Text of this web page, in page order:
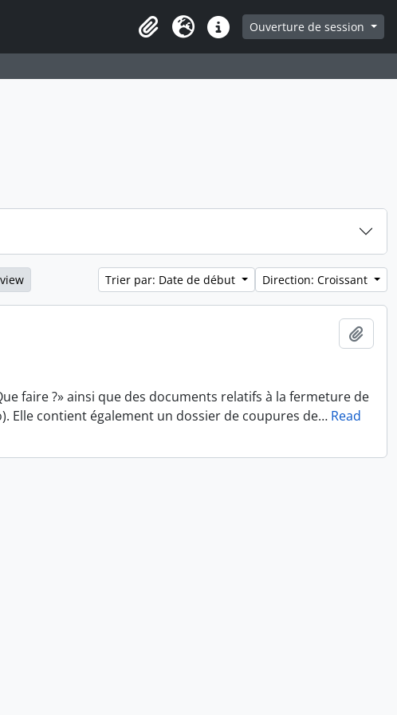
Presse-papier
LangueLiens rapidesOuverture de session
Trier par: Date de début Direction: Croissant
faire ?» ainsi que des documents relatifs à la fermeture de
Elle contient également un dossier de coupures de… Read